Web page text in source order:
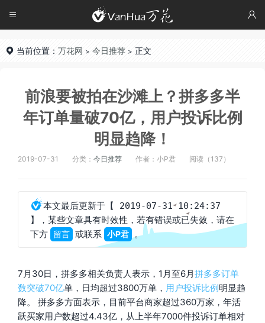

 
 当前位置： 万花网 > 今日推荐 > 正文
前浪要被拍在沙滩上？拼多多半
年订单量破70亿，用户投诉比例
明显趋降！
2019-07-31 分类： 今日推荐 作者：小P君 阅读（137）
本文最后更新于 【 2019-07-31 10:24:37
】
，某些文章具有时效性，若有错误或已失效，请在
下方 留言 或联系 小P君 。
7月30日，拼多多相关负责人表示，1月至6月拼多多订单
数突破70亿单，日均超过3800万单， 用户投诉比例明显趋
降。 拼多多方面表示，目前平台商家超过360万家，年活
跃买家用户数超过4.43亿，从上半年7000件投诉订单相对